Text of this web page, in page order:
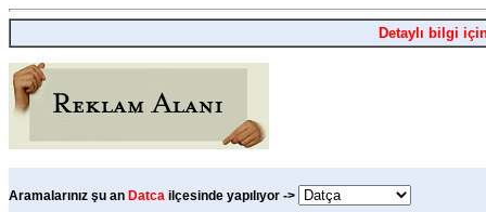
Detaylı bilgi
Aramalarınız şu an Datca ilçesinde yapılıyor ->